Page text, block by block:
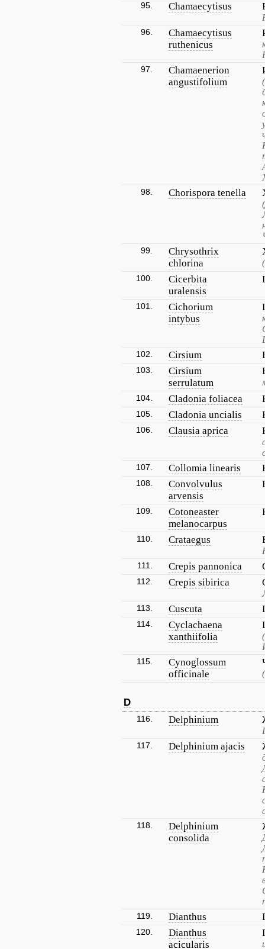
95. Chamaecytisus
96.
Chamaecytisus
ruthenicus
97.
Chamaenerion
angustifolium
98. Chorispora tenella
99.
Chrysothrix
chlorina
100.
Cicerbita
uralensis
101.
Cichorium
intybus
102. Cirsium
103.
Cirsium
serrulatum
104. Cladonia foliacea
105. Cladonia uncialis
106. Clausia aprica
107. Collomia linearis
108.
Convolvulus
arvensis
109.
Cotoneaster
melanocarpus
110. Crataegus
111. Crepis pannonica
112. Crepis sibirica
113. Cuscuta
114.
Cyclachaena
xanthiifolia
115.
Cynoglossum
officinale
D
116. Delphinium
117. Delphinium ajacis
118.
Delphinium
consolida
119. Dianthus
120.
Dianthus
acicularis